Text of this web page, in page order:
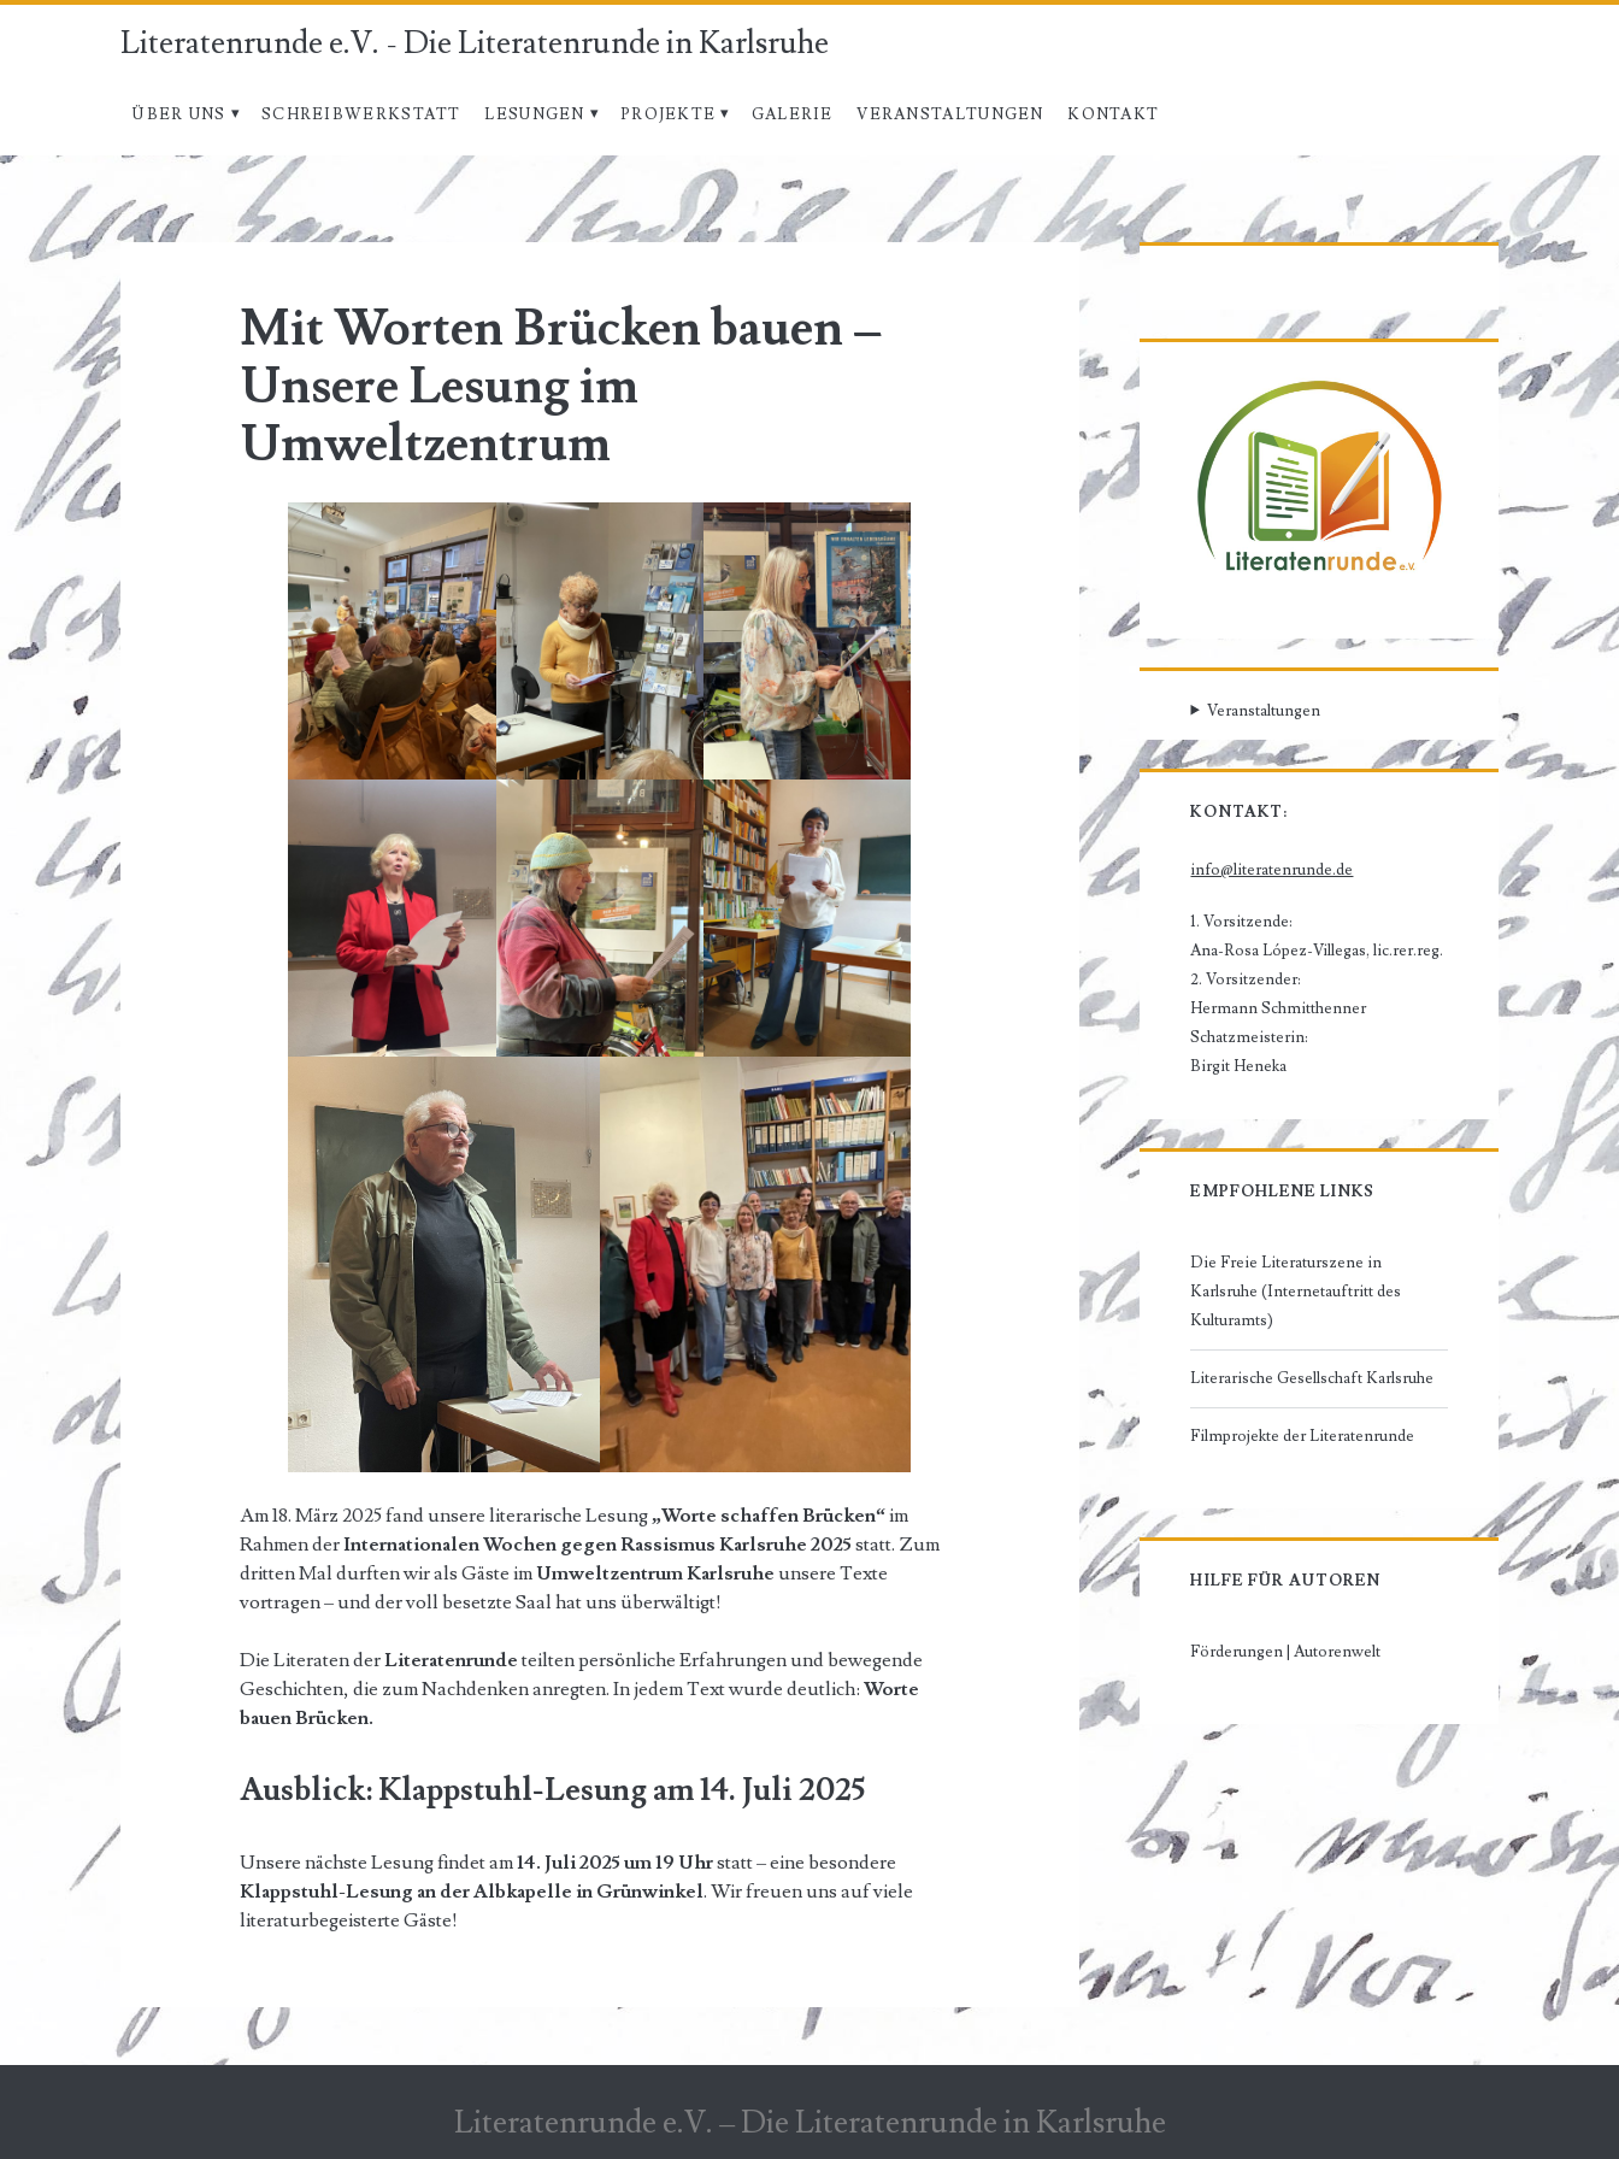
Literatenrunde e.V. - Die Literatenrunde in Karlsruhe
ÜBER UNS SCHREIBWERKSTATT LESUNGEN PROJEKTE GALERIE VERANSTALTUNGEN KONTAKT
Mit Worten Brücken bauen –
Unsere Lesung im
Umweltzentrum
Am 18. März 2025 fand unsere literarische Lesung „Worte schaffen Brücken“im
Rahmen derInternationalen Wochen gegen Rassismus Karlsruhe 2025 statt. Zum
dritten Mal durften wir als Gäste imUmweltzentrum Karlsruhe unsere Texte
vortragen – und der voll besetzte Saal hat uns überwältigt!
Die Literaten derLiteratenrunde teilten persönliche Erfahrungen und bewegende
Geschichten, die zum Nachdenken anregten. In jedem Text wurde deutlich:Worte
bauen Brücken.
Ausblick: Klappstuhl-Lesung am 14. Juli 2025
Unsere nächste Lesung findet am14. Juli 2025 um 19 Uhrstatt – eine besondere
Klappstuhl-Lesung an der Albkapelle in Grünwinkel. Wir freuen uns auf viele
literaturbegeisterte Gäste!
Primäre
Seitenleiste
Veranstaltungen
KONTAKT:
info@literatenrunde.de
1. Vorsitzende:
Ana-Rosa López-Villegas, lic.rer.reg.
2. Vorsitzender:
Hermann Schmitthenner
Schatzmeisterin:
Birgit Heneka
EMPFOHLENE LINKS
Die Freie Literaturszene in
Karlsruhe (Internetauftritt des
Kulturamts)
Literarische Gesellschaft Karlsruhe
Filmprojekte der Literatenrunde
HILFE FÜR AUTOREN
Förderungen | Autorenwelt
Literatenrunde e.V. – Die Literatenrunde in Karlsruhe